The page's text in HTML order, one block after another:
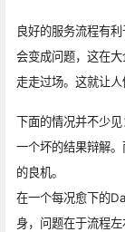
良好的服务流程有
会变成问题，这在
走走过场。这就让人
下面的情况并不少
一个坏的结果辩解
的良机。
在一个每况愈下的
身，问题在于流程左